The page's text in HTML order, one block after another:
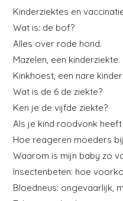
Kinderziektes en
Wat is: de bof?
Alles over rode hond.
Mazelen, een kinderziekte.
Kinkhoest, een nare
Wat is de 6 de ziekte?
Ken je de vijfde ziekte?
Als je kind roodvonk heeft
Hoe reageren moeders
Waarom is mijn baby zo
Insectenbeten: hoe
Bloedneus: ongevaarlijk,